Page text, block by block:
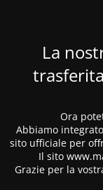
La
Ora
Abbiamo
sito ufficiale per
Il sito
Grazie per la